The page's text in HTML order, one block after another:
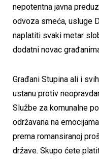
nepotentna javna
odvoza smeća, usluge
naplatiti svaki metar
dodatni novac
Građani Stupina ali i
ustanu protiv
Službe za komunalne
održavana na
prema romansiranoj
države. Skupo ćete